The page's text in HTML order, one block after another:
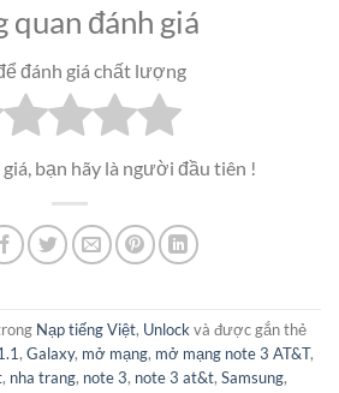
quan đánh giá
đánh giá chất lượng
bạn hãy là người đầu tiên !
Nạp tiếng Việt, Unlockvà được gắn thẻ
, Galaxy, mở mạng, mở mạng note 3 AT&T,
, nha trang, note 3, note 3 at&t, Samsung,